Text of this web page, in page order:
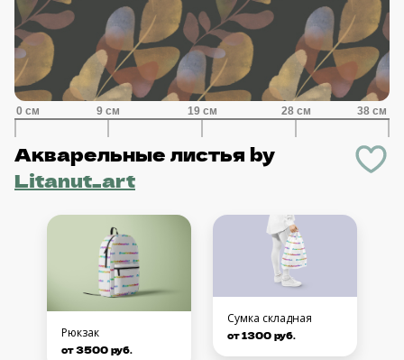
Акварельные листья by
Litanut_art
Рюкзак
от 3500 руб.
Сумка складная
от 1300 руб.